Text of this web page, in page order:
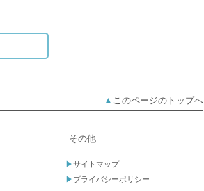
▲ このページのトップへ
その他
▶サイトマップ
▶ プライバシーポリシー